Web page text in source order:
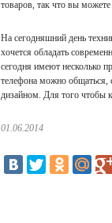
товаров, так что вы можете
На сегодняшний день
хочется обладать
сегодня имеют несколько
телефона можно общаться,
дизайном. Для того чтобы
01.06.2014